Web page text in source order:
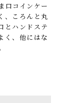
口コインケー
、ころんと丸
とハンドステ
く、他にはな